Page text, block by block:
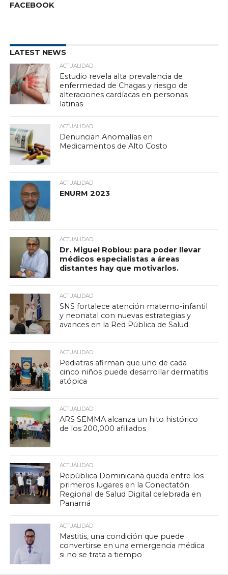
FACEBOOK
LATEST NEWS
ACTUALIDAD
Estudio revela alta prevalencia de
enfermedad de Chagas y riesgo de
alteraciones cardíacas en personas
latinas
ACTUALIDAD
Denuncian Anomalías en
Medicamentos de Alto Costo
ACTUALIDAD
ENURM 2023
ACTUALIDAD
Dr. Miguel Robiou: para poder llevar
médicos especialistas a áreas
distantes hay que motivarlos.
ACTUALIDAD
SNS fortalece atención materno-infantil
y neonatal con nuevas estrategias y
avances en la Red Pública de Salud
ACTUALIDAD
Pediatras afirman que uno de cada
cinco niños puede desarrollar dermatitis
atópica
ACTUALIDAD
ARS SEMMA alcanza un hito histórico
de los 200,000 afiliados
ACTUALIDAD
República Dominicana queda entre los
primeros lugares en la Conectatón
Regional de Salud Digital celebrada en
Panamá
ACTUALIDAD
Mastitis, una condición que puede
convertirse en una emergencia médica
si no se trata a tiempo